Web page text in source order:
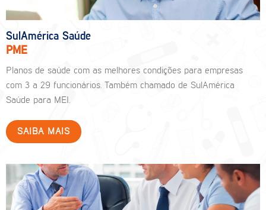
SulAmérica Saúde
PME
Planos de saúde com as melhores condições para empresas
com 3 a 29 funcionários. Também chamado de SulAmérica
Saúde para MEI.
SAIBA MAIS